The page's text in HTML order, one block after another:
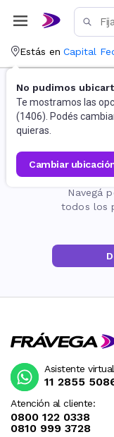
Estás en Capital
No pudimos
Te mostramos las
(1406). Podés
quieras.
cambiar
La
Navegá
todos los
Atención al cliente:
0800 122 0338
0810 999 3728
Asistente virtual
11 2855